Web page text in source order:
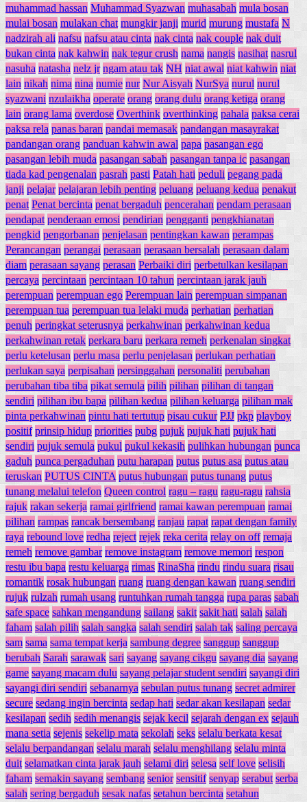
muhammad hassan Muhammad Syazwan muhasabah mula bosan
mulai bosan mulakan chat mungkir janji murid murung mustafa N
nadzirah ali nafsu nafsu atau cinta nak cinta nak couple nak duit
bukan cinta nak kahwin nak tegur crush nama nangis nasihat nasrul
nasuha natasha nelz jr ngam atau tak NH niat awal niat kahwin niat
lain nikah nima nina numie nur Nur Aisyah NurSya nurul nurul
syazwani nzulaikha operate orang orang dulu orang ketiga orang
lain orang lama overdose Overthink overthinking pahala paksa cerai
paksa rela panas baran pandai memasak pandangan masayrakat
pandangan orang panduan kahwin awal papa pasangan ego
pasangan lebih muda pasangan sabah pasangan tanpa ic pasangan
tiada kad pengenalan pasrah pasti Patah hati peduli pegang pada
janji pelajar pelajaran lebih penting peluang peluang kedua penakut
penat Penat bercinta penat bergaduh pencerahan pendam perasaan
pendapat penderaan emosi pendirian pengganti pengkhianatan
pengkid pengorbanan penjelasan pentingkan kawan perampas
Perancangan perangai perasaan perasaan bersalah perasaan dalam
diam perasaan sayang perasan Perbaiki diri perbetulkan kesilapan
percaya percintaan percintaan 10 tahun percintaan jarak jauh
perempuan perempuan ego Perempuan lain perempuan simpanan
perempuan tua perempuan tua lelaki muda perhatian perhatian
penuh peringkat seterusnya perkahwinan perkahwinan kedua
perkahwinan retak perkara baru perkara remeh perkenalan singkat
perlu ketelusan perlu masa perlu penjelasan perlukan perhatian
perlukan saya perpisahan persinggahan personaliti perubahan
perubahan tiba tiba pikat semula pilih pilihan pilihan di tangan
sendiri pilihan ibu bapa pilihan kedua pilihan keluarga pilihan mak
pinta perkahwinan pintu hati tertutup pisau cukur PJJ pkp playboy
positif prinsip hidup priorities pubg pujuk pujuk hati pujuk hati
sendiri pujuk semula pukul pukul kekasih pulihkan hubungan punca
gaduh punca pergaduhan putu harapan putus putus asa putus atau
teruskan PUTUS CINTA putus hubungan putus tunang putus
tunang melalui telefon Queen control ragu – ragu ragu-ragu rahsia
rajuk rakan sekerja ramai girlfriend ramai kawan perempuan ramai
pilihan rampas rancak bersembang ranjau rapat rapat dengan family
raya rebound love redha reject rejek reka cerita relay on off remaja
remeh remove gambar remove instagram remove memori respon
restu ibu bapa restu keluarga rimas RinaSha rindu rindu suara risau
romantik rosak hubungan ruang ruang dengan kawan ruang sendiri
rujuk rulzah rumah usang runtuhkan rumah tangga rupa paras sabah
safe space sahkan mengandung sailang sakit sakit hati salah salah
faham salah pilih salah sangka salah sendiri salah tak saling percaya
sam sama sama tempat kerja sambung degree sanggup sanggup
berubah Sarah sarawak sari sayang sayang cikgu sayang dia sayang
game sayang macam dulu sayang pelajar student sendiri sayangi diri
sayangi diri sendiri sebanarnya sebulan putus tunang secret admirer
secure sedang ingin bercinta sedap hati sedar akan kesilapan sedar
kesilapan sedih sedih menangis sejak kecil sejarah dengan ex sejauh
mana setia sejenis sekelip mata sekolah seks selalu berkata kesat
selalu berpandangan selalu marah selalu menghilang selalu minta
duit selamatkan cinta jarak jauh selami diri selesa self love selisih
faham semakin sayang sembang senior sensitif senyap serabut serba
salah sering bergaduh sesak nafas setahun bercinta setahun